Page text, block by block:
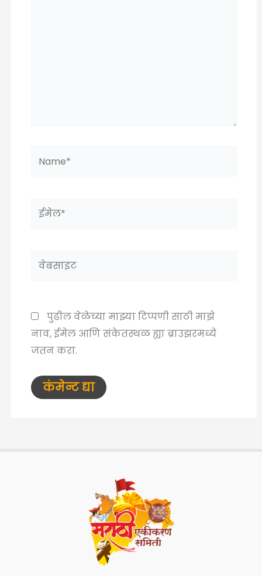
ईमेल*
वेबसाइट
पुढील वेळेच्या माझ्या टिप्पणी साठी माझे
नाव, ईमेल आणि संकेतस्थळ ह्या ब्राउझरमध्ये
जतन करा.